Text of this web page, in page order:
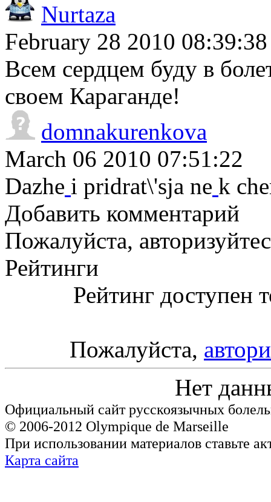
Nurtaza
February 28 2010 08:39:38
Всем сердцем буду в
своем Караганде!
domnakurenkova
March 06 2010 07:51:22
Dazhe i pridrat\'sja ne k
Добавить комментарий
Пожалуйста,
Рейтинги
Рейтинг доступен
Пожалуйста,
Нет
Официальный сайт русскоязычных
© 2006-2012 Olympique de Marseille
При использовании материалов ставьте
Карта сайта